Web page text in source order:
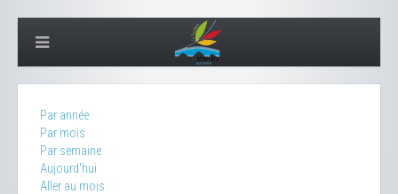
Par année
Par mois
Par semaine
Aujourd'hui
Aller au mois